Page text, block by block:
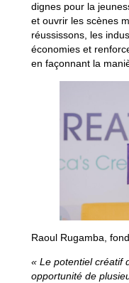
dignes pour la
et ouvrir les scènes
réussissons, les
économies et
en façonnant la
Raoul Rugamba ,
« Le potentiel créatif
opportunité de